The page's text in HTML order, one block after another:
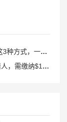
步到位拿绿卡！
$15,000保证金